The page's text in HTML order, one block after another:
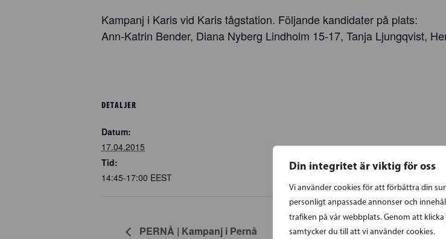
Din integritet är viktig för oss
Vi använder cookies för att förbättra din
personligt anpassade annonser och
trafiken på vår webbplats. Genom att klicka
samtycker du till att vi använder cookies.
Kampanj i Karis vid Karis tågstation. Följande kandidater på plats:
Ann-Katrin Bender, Diana Nyberg Lindholm 15-17, Tanja Ljungqvist,
DETALJER
Datum:
17.04.2015
Tid:
14:45-17:00 EEST
PERNÅ | Kampanj i Pernå